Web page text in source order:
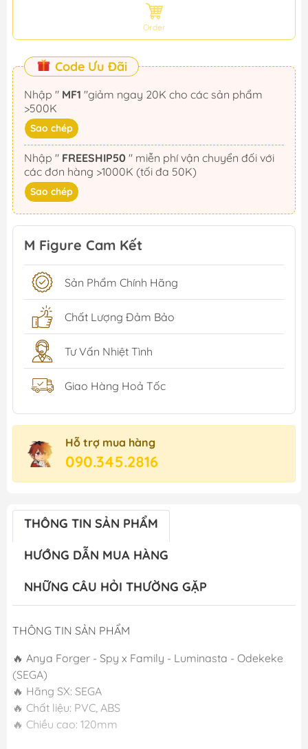
Order
Code Ưu Đãi
Nhập " MF1
>500K
Sao chép
Nhập " FREESHIP50
các đơn hàng >1000K (tối đa 50K)
Sao chép
M Figure Cam Kết
Sản Phẩm Chính Hãng
Chất Lượng Đảm Bảo
Tư Vấn Nhiệt Tình
Giao Hàng Hoả Tốc
Hỗ trợ mua hàng
090.345.2816
THÔNG TIN SẢN PHẨM
HƯỚNG DẪN MUA HÀNG
NHỮNG CÂU HỎI THƯỜNG GẶP
THÔNG TIN SẢN PHẨM
🔥 Anya Forger - Spy x Family - Luminasta - Odekeke
(SEGA)
🔥 Hãng SX: SEGA
🔥 Chất liệu: PVC, ABS
🔥 Chiều cao: 120mm